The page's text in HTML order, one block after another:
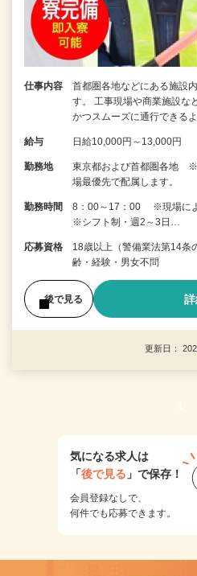
仕事内容
首都圏各地などにある施設
す。 工事現場や商業施設な
かつスムーズに通行できる
給与 日給10,000円～13,000円
勤務地
東京都および首都圏各地 ※
場最優先で配属します。
勤務時間
8：00～17：00 ※現場によ
※シフト制・週2～3日…
応募資格
18歳以上（警備業法第14
齢・経験・男女不問
後で見る
更新日：
1
気になる求人は
「後で見る 」で保存！
会員登録なしで、
何件でも応募できます。